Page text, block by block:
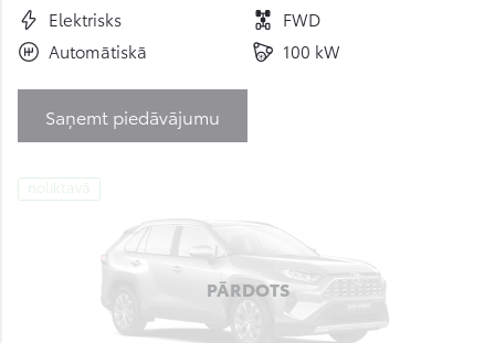
Elektrisks
FWD
Automātiskā
100 kW
Saņemt piedāvājumu
noliktavā
PĀRDOTS